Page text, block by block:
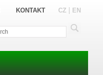
KONTAKT CZ | EN